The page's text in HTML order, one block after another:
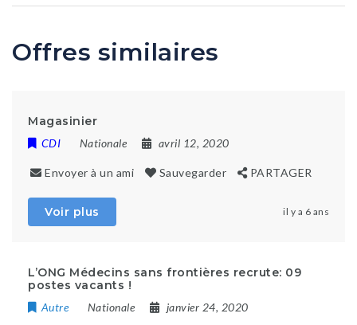
Offres similaires
Magasinier
CDI Nationale avril 12, 2020
Envoyer à un ami Sauvegarder PARTAGER
Voir plus il y a 6 ans
L’ONG Médecins sans frontières recrute: 09
postes vacants !
Autre Nationale janvier 24, 2020